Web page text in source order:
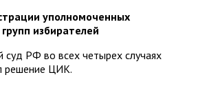
уполномоченных
избирателей
суд РФ во всех четырех случаях
решение ЦИК.